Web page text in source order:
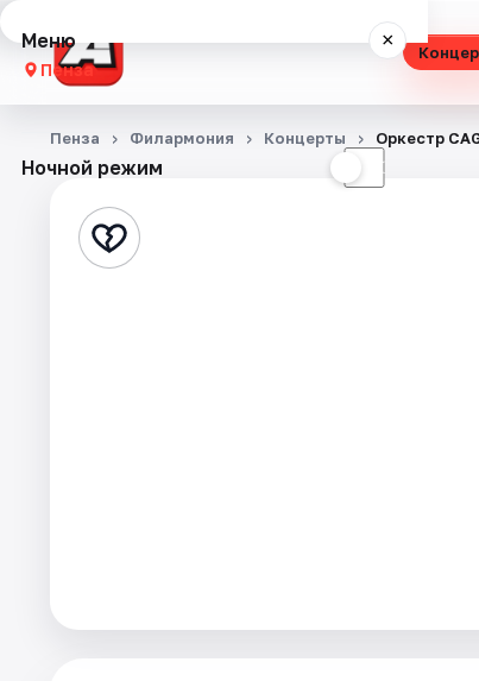
Меню ×
Пенза
Концерты
Стендап
Ночной режим ☾
Пенза Филармония Концерты Оркестр